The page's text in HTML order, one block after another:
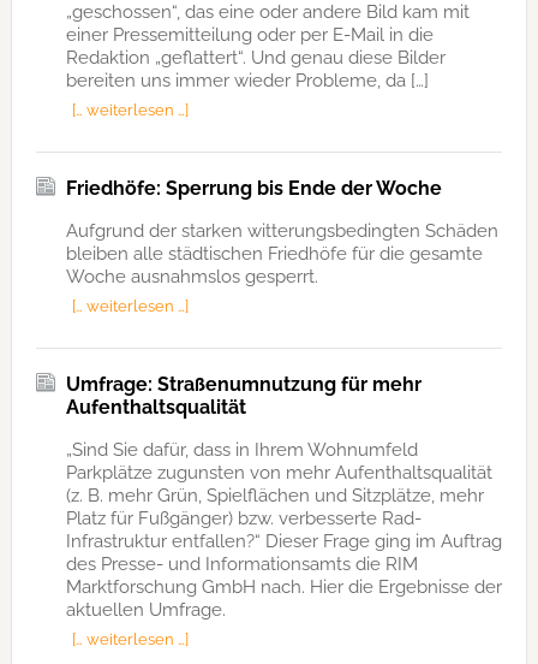
„geschossen“, das eine oder andere Bild kam mit
einer Pressemitteilung oder per E-Mail in die
Redaktion „geflattert“. Und genau diese Bilder
bereiten uns immer wieder Probleme, da […]
[… weiterlesen …]
Friedhöfe: Sperrung bis Ende der Woche
Aufgrund der starken witterungsbedingten Schäden
bleiben alle städtischen Friedhöfe für die gesamte
Woche ausnahmslos gesperrt.
[… weiterlesen …]
Umfrage: Straßenumnutzung für mehr
Aufenthaltsqualität
„Sind Sie dafür, dass in Ihrem Wohnumfeld
Parkplätze zugunsten von mehr Aufenthaltsqualität
(z. B. mehr Grün, Spielflächen und Sitzplätze, mehr
Platz für Fußgänger) bzw. verbesserte Rad-
Infrastruktur entfallen?“ Dieser Frage ging im Auftrag
des Presse- und Informationsamts die RIM
Marktforschung GmbH nach. Hier die Ergebnisse der
aktuellen Umfrage.
[… weiterlesen …]